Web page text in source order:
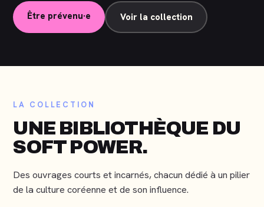
Être prévenu·e Voir la collection
정
THE ART
OF
JEONG
LA COLLECTION
UNE BIBLIOTHÈQUE DU
SOFT POWER.
Des ouvrages courts et incarnés, chacun dédié à un pilier
de la culture coréenne et de son influence.